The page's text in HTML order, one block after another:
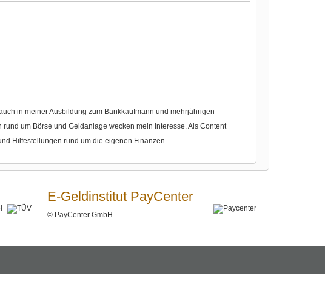
in meiner Ausbildung zum Bankkaufmann und mehrjährigen
um Börse und Geldanlage wecken mein Interesse. Als Content
Hilfestellungen rund um die eigenen Finanzen.
E-Geldinstitut PayCenter
© PayCenter GmbH